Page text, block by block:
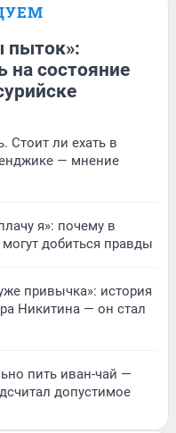
пыток»:
на состояние
Стоит ли ехать в
— мнение
я»: почему в
добиться правды
привычка»: история
Никитина — он стал
пить иван-чай —
допустимое